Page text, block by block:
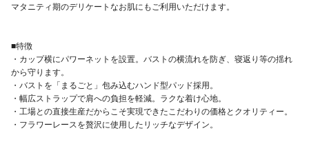
マタニティ期のデリケートなお肌にもご利用いただけます。
■特徴
・カップ横にパワーネットを設置。バストの横流れを防ぎ、寝返り等の揺れ
から守ります。
・バストを「まるごと」包み込むハンド型パッド採用。
・幅広ストラップで肩への負担を軽減。ラクな着け心地。
・工場との直接生産だからこそ実現できたこだわりの価格とクオリティー。
・フラワーレースを贅沢に使用したリッチなデザイン。